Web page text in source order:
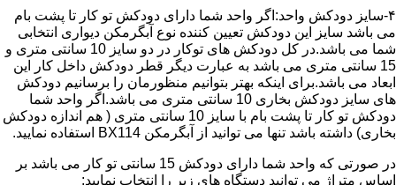
۴-سایز دودکش واحد:اگر واحد شما دارای دودکش تو کار تا پشت بام
می باشد سایز این دودکش تعیین کننده نوع آبگرمکن دیواری انتخابی
شما می باشد.در کل دودکش های توکار در دو سایز 10 سانتی متری و
15 سانتی متری می باشد به عبارت دیگر قطر دودکش داخل کار این
ابعاد می باشد.برای اینکه بهتر بتوانیم منظورمان را برسانیم دودکش
های سایز دودکش بخاری 10 سانتی متری می باشد.اگر واحد شما
دودکش تو کار تا پشت بام با سایز 10 سانتی متری ( هم اندازه دودکش
بخاری) داشته باشد تنها می توانید از آبگرمکن BX114 استفاده نمایید.
در صورتی که واحد شما دارای دودکش 15 سانتی تو کار می باشد بر
اساس متراژ می توانید دستگاه های زیر را انتخاب نمایید: